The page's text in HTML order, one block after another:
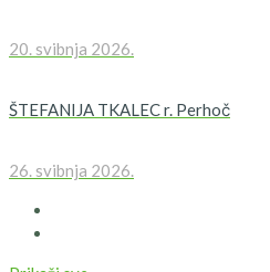
20. svibnja 2026.
ŠTEFANIJA TKALEC r. Perhoč
26. svibnja 2026.